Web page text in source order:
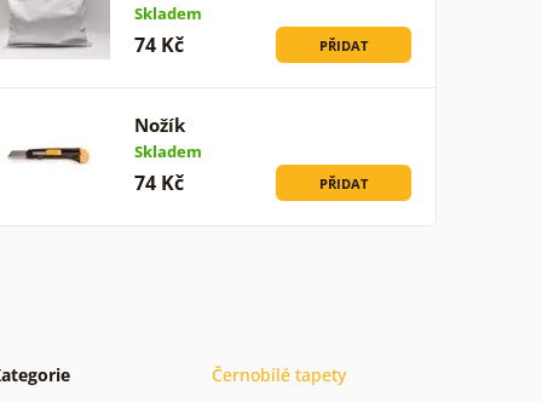
Skladem
74 Kč PŘIDAT
Nožík
Skladem
74 Kč PŘIDAT
Černobílé tapety